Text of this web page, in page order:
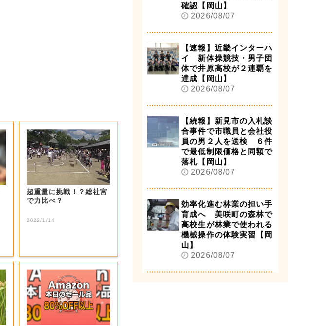
超重量に挑戦！？総社宮
で力比べ？
2022/1/14
確認【岡山】
2026/08/07
【速報】近畿インターハ
イ 新体操競技・男子団
体で井原高校が２連覇を
達成【岡山】
2026/08/07
【続報】新見市の入札談
合事件で市職員と会社役
員の男２人を送検 ６件
で最低制限価格と同額で
落札【岡山】
2026/08/07
効率化進む林業の担い手
育成へ 美咲町の森林で
高校生が林業で使われる
機械操作の体験実習【岡
山】
2026/08/07